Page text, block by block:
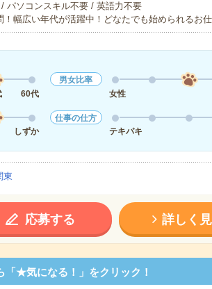
パソコンスキル不要 / 英語力不要
幅広い年代が活躍中！どなたでも始められるお
60代
男女比率
女性
しずか
仕事の仕方
テキパキ
東
応募する 詳しく
「★気になる！」をクリック！